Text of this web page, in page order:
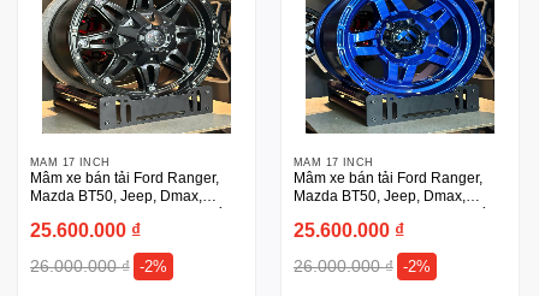
MÂM 17 INCH
Mâm xe bán tải Ford Ranger,
Mazda BT50, Jeep, Dmax,
hãng
25.600.000 ₫
26.000.000₫ -2%
MÂM 17 INCH
Mâm xe bán tải Ford Ranger,
Mazda BT50, Jeep, Dmax,
hãng
25.600.000 ₫
26.000.000₫ -2%